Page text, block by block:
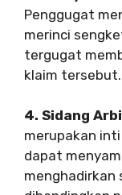
Penggugat
merinci
tergugat
klaim tersebut.
4. Sidang
merupakan
dapat
menghadirkan